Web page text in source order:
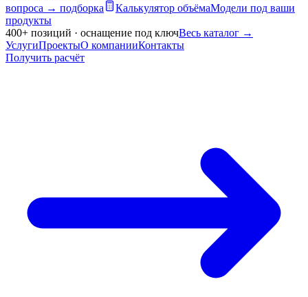
вопроса → подборка
Калькулятор объёмаМодели под ваши
продукты
400+ позиций · оснащение под ключВесь каталог →
УслугиПроектыО компанииКонтакты
Получить расчёт